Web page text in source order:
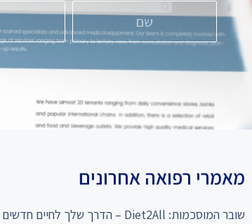
מאמרי רפואה אחרונים
שובר המוסכמות: Diet2All – הדרך שלך לחיים חדשים